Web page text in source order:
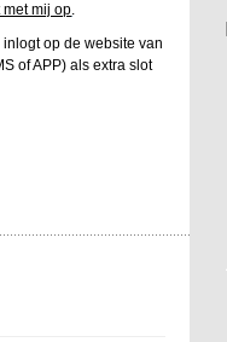
mij op.
op de website van
of APP) als extra slot